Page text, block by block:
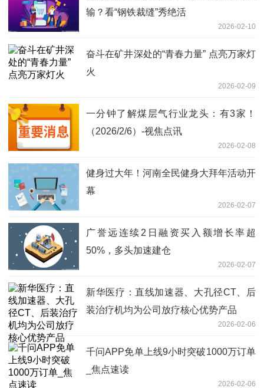
输？看“钢铁裁缝”秀绝活
2026-02-10
奋斗在矿井深处的“青春力量” 点亮万家灯
火
2026-02-09
一分钟了解煤层气行业龙头：有3家！
（2026/2/6）-视焦点讯
2026-02-08
健身过大年！河南全民健身大拜年活动开
幕
2026-02-07
广誉远连续2日融资买入额增长率超
50%，多头加速建仓
2026-02-07
新华医疗：直线加速器、大孔径CT、后
装治疗机均为公司放疗核心优势产品
2026-02-06
千问APP免单上线9小时突破1000万订单
_焦点速读
2026-02-06